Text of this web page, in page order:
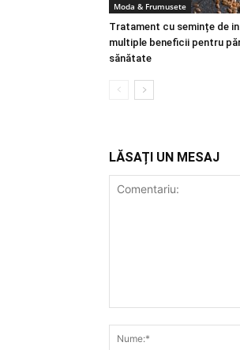
Moda & Frumusete
Tratament cu semințe de
multiple beneficii pentru
sănătate
LĂSAȚI UN MESAJ